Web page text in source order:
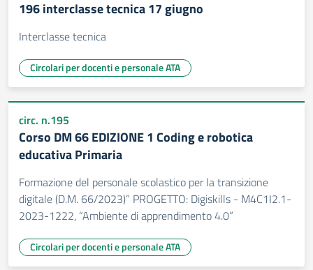
196 interclasse tecnica 17 giugno
Interclasse tecnica
Circolari per docenti e personale ATA
circ. n.195
Corso DM 66 EDIZIONE 1 Coding e robotica
educativa Primaria
Formazione del personale scolastico per la transizione
digitale (D.M. 66/2023)” PROGETTO: Digiskills - M4C1I2.1-
2023-1222, “Ambiente di apprendimento 4.0”
Circolari per docenti e personale ATA